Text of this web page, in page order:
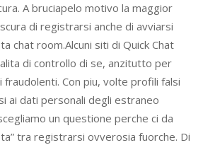
A bruciapelo motivo la maggior
di registrarsi anche di avviarsi
chat room.Alcuni siti di Quick Chat
di controllo di se, anzitutto per
Con piu, volte profili falsi
ai dati personali degli estraneo
un questione perche ci da
tra registrarsi ovverosia fuorche. Di